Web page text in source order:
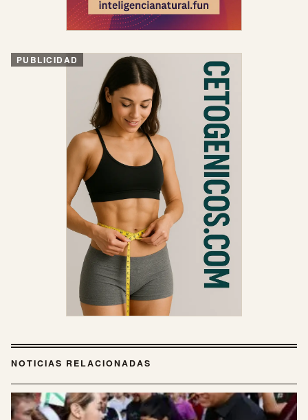
PUBLICIDAD
NOTICIAS RELACIONADAS